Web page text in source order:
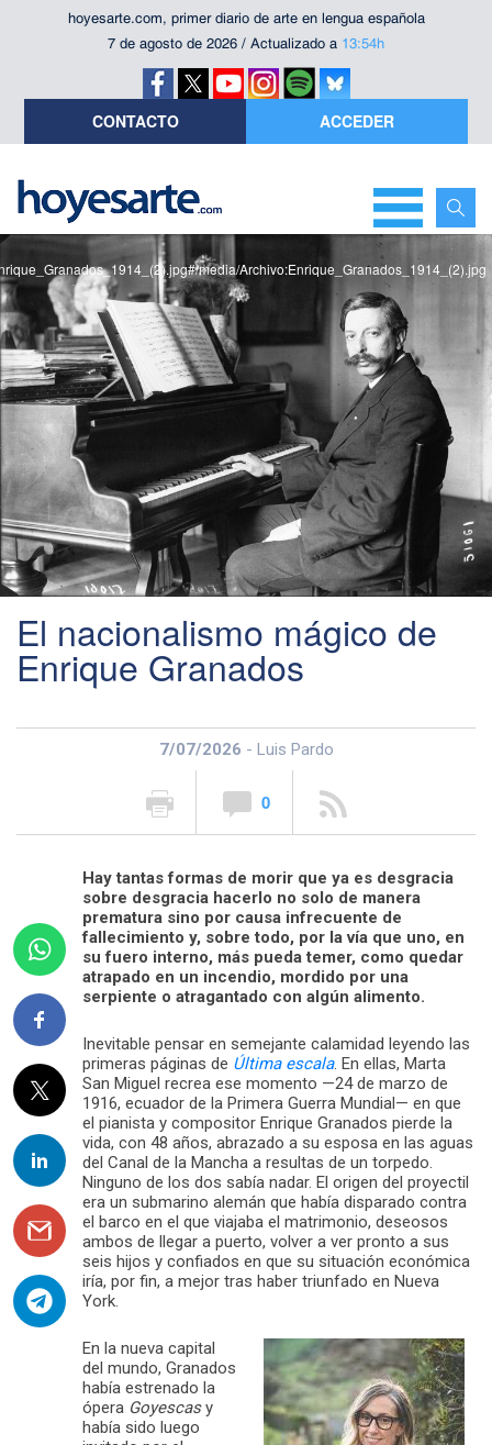
hoyesarte.com, primer diario de arte en lengua española
7 de agosto de 2026 / Actualizado a 13:54h
CONTACTO ACCEDER
media/Archivo:Enrique_Granados_1914_(2).jpg
El nacionalismo mágico de
Enrique Granados
7/07/2026 - Luis Pardo
0
Hay tantas formas de morir que ya es desgracia
sobre desgracia hacerlo no solo de manera
prematura sino por causa infrecuente de
fallecimiento y, sobre todo, por la vía que uno, en
su fuero interno, más pueda temer, como quedar
atrapado en un incendio, mordido por una
serpiente o atragantado con algún alimento.
Inevitable pensar en semejante calamidad leyendo las
primeras páginas de Última escala. En ellas, Marta
San Miguel recrea ese momento —24 de marzo de
1916, ecuador de la Primera Guerra Mundial— en que
el pianista y compositor Enrique Granados pierde la
vida, con 48 años, abrazado a su esposa en las aguas
del Canal de la Mancha a resultas de un torpedo.
Ninguno de los dos sabía nadar. El origen del proyectil
era un submarino alemán que había disparado contra
el barco en el que viajaba el matrimonio, deseosos
ambos de llegar a puerto, volver a ver pronto a sus
seis hijos y confiados en que su situación económica
iría, por fin, a mejor tras haber triunfado en Nueva
York.
En la nueva capital
del mundo, Granados
había estrenado la
ópera Goyescasy
había sido luego